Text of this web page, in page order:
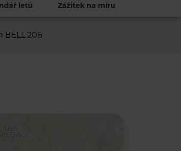
letů Zážitek na míru
BELL 206